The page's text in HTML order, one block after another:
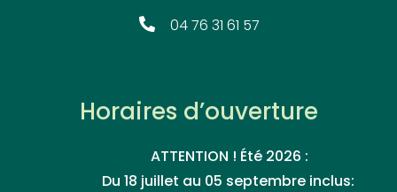
04 76 31 61 57
Horaires d’ouverture
ATTENTION ! Été 2026 :
Du 18 juillet au 05 septembre inclus: